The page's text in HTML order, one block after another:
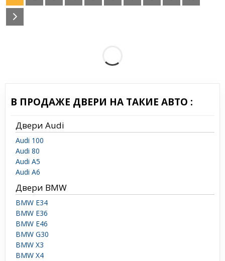
В ПРОДАЖЕ ДВЕРИ НА ТАКИЕ АВТО :
Двери Audi
Audi 100
Audi 80
Audi A5
Audi A6
Двери BMW
BMW E34
BMW E36
BMW E46
BMW G30
BMW X3
BMW X4